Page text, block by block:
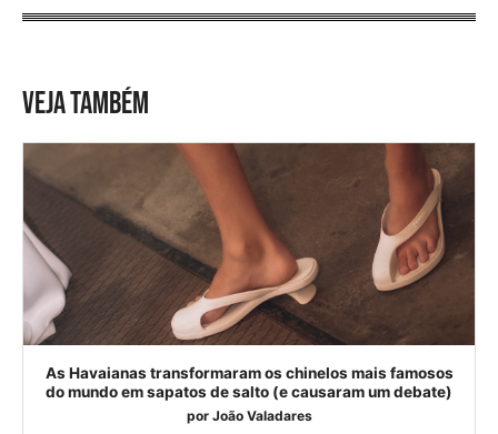
VEJA TAMBÉM
As Havaianas transformaram os chinelos mais famosos
do mundo em sapatos de salto (e causaram um debate)
por João Valadares